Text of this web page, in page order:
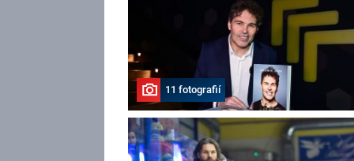
11 fotografií